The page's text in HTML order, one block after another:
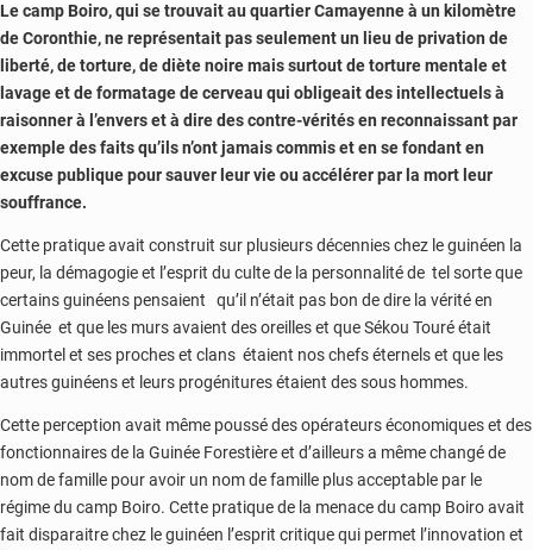
Le camp Boiro, qui se trouvait au quartier Camayenne à un kilomètre
de Coronthie, ne représentait pas seulement un lieu de privation de
liberté, de torture, de diète noire mais surtout de torture mentale et
lavage et de formatage de cerveau qui obligeait des intellectuels à
raisonner à l’envers et à dire des contre-vérités en reconnaissant par
exemple des faits qu’ils n’ont jamais commis et en se fondant en
excuse publique pour sauver leur vie ou accélérer par la mort leur
souffrance.
Cette pratique avait construit sur plusieurs décennies chez le guinéen la
peur, la démagogie et l’esprit du culte de la personnalité de tel sorte que
certains guinéens pensaient qu’il n’était pas bon de dire la vérité en
Guinée et que les murs avaient des oreilles et que Sékou Touré était
immortel et ses proches et clans étaient nos chefs éternels et que les
autres guinéens et leurs progénitures étaient des sous hommes.
Cette perception avait même poussé des opérateurs économiques et des
fonctionnaires de la Guinée Forestière et d’ailleurs a même changé de
nom de famille pour avoir un nom de famille plus acceptable par le
régime du camp Boiro. Cette pratique de la menace du camp Boiro avait
fait disparaitre chez le guinéen l’esprit critique qui permet l’innovation et